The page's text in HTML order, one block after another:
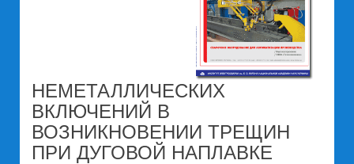
НЕМЕТАЛЛИЧЕСКИХ
ВКЛЮЧЕНИЙ В
ВОЗНИКНОВЕНИИ ТРЕЩИН
ПРИ ДУГОВОЙ НАПЛАВКЕ